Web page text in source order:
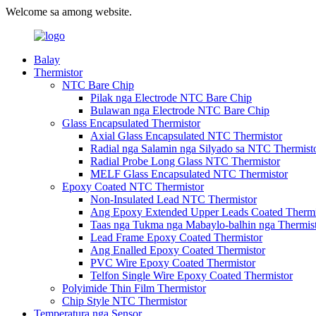
Welcome sa among website.
Balay
Thermistor
NTC Bare Chip
Pilak nga Electrode NTC Bare Chip
Bulawan nga Electrode NTC Bare Chip
Glass Encapsulated Thermistor
Axial Glass Encapsulated NTC Thermistor
Radial nga Salamin nga Silyado sa NTC
Radial Probe Long Glass NTC Thermistor
MELF Glass Encapsulated NTC Thermistor
Epoxy Coated NTC Thermistor
Non-Insulated Lead NTC Thermistor
Ang Epoxy Extended Upper Leads Coated
Taas nga Tukma nga Mabaylo-balhin nga
Lead Frame Epoxy Coated Thermistor
Ang Enalled Epoxy Coated Thermistor
PVC Wire Epoxy Coated Thermistor
Telfon Single Wire Epoxy Coated Thermistor
Polyimide Thin Film Thermistor
Chip Style NTC Thermistor
Temperatura nga Sensor